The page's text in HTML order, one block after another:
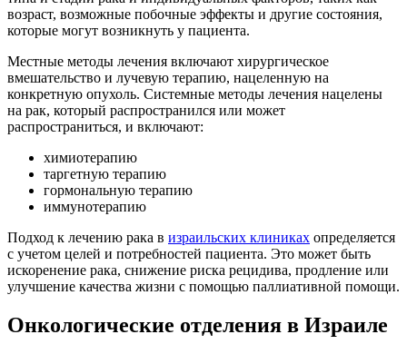
возраст, возможные побочные эффекты и другие состояния,
которые могут возникнуть у пациента.
Местные методы лечения включают хирургическое
вмешательство и лучевую терапию, нацеленную на
конкретную опухоль. Системные методы лечения нацелены
на рак, который распространился или может
распространиться, и включают:
химиотерапию
таргетную терапию
гормональную терапию
иммунотерапию
Подход к лечению рака в израильских клиниках определяется
с учетом целей и потребностей пациента. Это может быть
искоренение рака, снижение риска рецидива, продление или
улучшение качества жизни с помощью паллиативной помощи.
Онкологические отделения в Израиле